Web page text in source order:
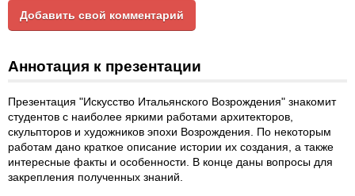
Добавить свой комментарий
Аннотация к презентации
Презентация "Искусство Итальянского Возрождения" знакомит
студентов с наиболее яркими работами архитекторов,
скульпторов и художников эпохи Возрождения. По некоторым
работам дано краткое описание истории их создания, а также
интересные факты и особенности. В конце даны вопросы для
закрепления полученных знаний.